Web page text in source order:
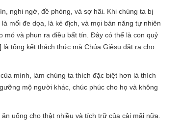
nghi ngờ, đề phòng, và sợ hãi. Khi chúng ta bị
mối đe dọa, là kẻ địch, và mọi bản năng tự nhiên
mó và phun ra điều bất tín. Đây có thể là con quỷ
tổng kết thách thức mà Chúa Giêsu đặt ra cho
mình, làm chúng ta thích đặc biệt hơn là thích
mộ người khác, chúc phúc cho họ và không
uống cho thật nhiều và tích trữ của cải mãi nữa.